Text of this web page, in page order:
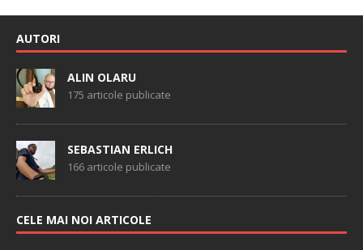
AUTORI
ALIN OLARU
175 articole publicate
SEBASTIAN ERLICH
166 articole publicate
CELE MAI NOI ARTICOLE